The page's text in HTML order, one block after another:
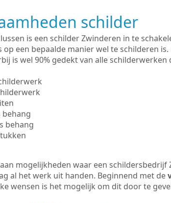
schilder
is een schilder Zwinderen in te
op een bepaalde manier wel te schilderen
is wel 90% gedekt van alle
behang
behang
mogelijkheden waar een
al het werk uit handen. Beginnend met de
wensen is het mogelijk om dit door te